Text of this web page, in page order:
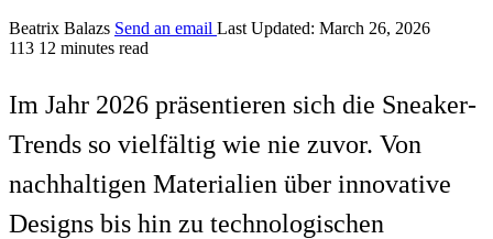
Beatrix Balazs Send an email Last Updated: March 26, 2026
113 12 minutes read
Im Jahr 2026 präsentieren sich die Sneaker-
Trends so vielfältig wie nie zuvor. Von
nachhaltigen Materialien über innovative
Designs bis hin zu technologischen